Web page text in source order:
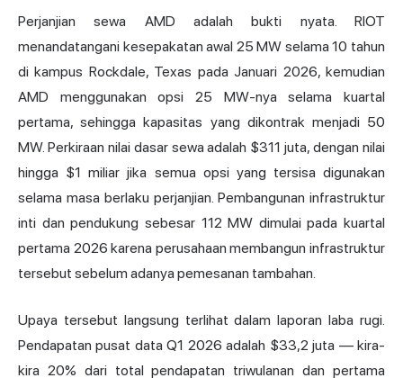
Perjanjian sewa AMD adalah bukti nyata. RIOT
menandatangani kesepakatan awal 25 MW selama 10 tahun
di kampus Rockdale, Texas pada Januari 2026, kemudian
AMD menggunakan opsi 25 MW-nya selama kuartal
pertama, sehingga kapasitas yang dikontrak menjadi 50
MW. Perkiraan nilai dasar sewa adalah $311 juta, dengan nilai
hingga $1 miliar jika semua opsi yang tersisa digunakan
selama masa berlaku perjanjian. Pembangunan infrastruktur
inti dan pendukung sebesar 112 MW dimulai pada kuartal
pertama 2026 karena perusahaan membangun infrastruktur
tersebut sebelum adanya pemesanan tambahan.
Upaya tersebut langsung terlihat dalam laporan laba rugi.
Pendapatan pusat data Q1 2026 adalah $33,2 juta — kira-
kira 20% dari total pendapatan triwulanan dan pertama